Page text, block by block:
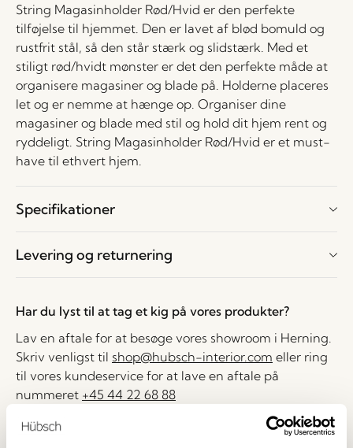
String Magasinholder Rød/Hvid er den perfekte
tilføjelse til hjemmet. Den er lavet af blød bomuld og
rustfrit stål, så den står stærk og slidstærk. Med et
stiligt rød/hvidt mønster er det den perfekte måde at
organisere magasiner og blade på. Holderne placeres
let og er nemme at hænge op. Organiser dine
magasiner og blade med stil og hold dit hjem rent og
ryddeligt. String Magasinholder Rød/Hvid er et must-
have til ethvert hjem.
Specifikationer
Levering og returnering
Har du lyst til at tag et kig på vores produkter?
Lav en aftale for at besøge vores showroom i Herning.
Skriv venligst til shop@hubsch-interior.com eller ring
til vores kundeservice for at lave en aftale på
nummeret +45 44 22 68 88